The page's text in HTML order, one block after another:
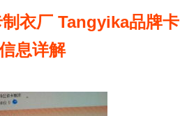
衣厂 Tangyika品牌卡
息详解